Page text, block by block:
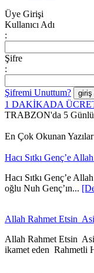
Üye Girişi
Kullanıcı Adı
:
Şifre
:
Şifremi Unuttum?
1 DAKİKADA
TRABZON'da 5
En Çok Okunan Yazılar
Hacı Sıtkı Genç’e
Hacı Sıtkı Genç’e
oğlu Nuh Genç’ın...
Allah Rahmet Etsin
Allah Rahmet Etsin
ikamet eden Rahmetli